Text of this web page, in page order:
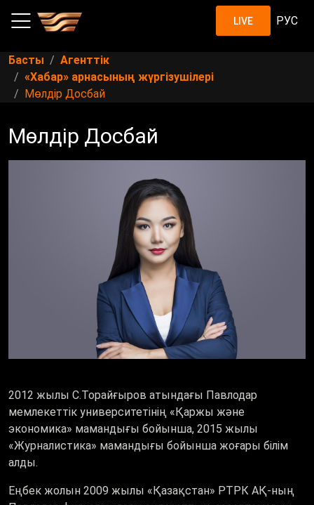
LIVE РУС
Басты
Агенттік
«Хабар» арнасының жүргізушілері
Мөлдір Досбай
Мөлдір Досбай
2012 жылы С.Торайғыров атындағы Павлодар
мемлекеттік университетінің «Қаржы және
экономика» мамандығы бойынша, 2015 жылы
«Журналистика» мамандығы бойынша жоғары білім
алды.
Еңбек жолын 2009 жылы «Қазақстан» РТРК АҚ-ның